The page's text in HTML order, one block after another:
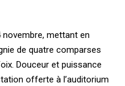
novembre, mettant en
de quatre comparses
Douceur et puissance
offerte à l’auditorium